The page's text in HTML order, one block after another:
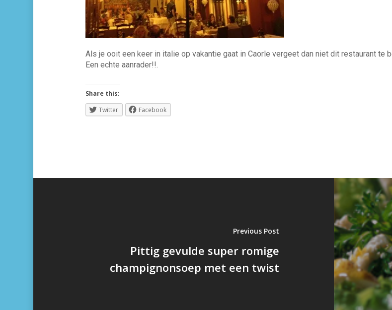
Als je ooit een keer in italie op vakantie gaat in Caorle vergeet dan niet dit restaurant te
Een echte aanrader!!.
Share this:
Twitter
Facebook
Previous Post
Pittig gevulde super romige
champignonsoep met een twist